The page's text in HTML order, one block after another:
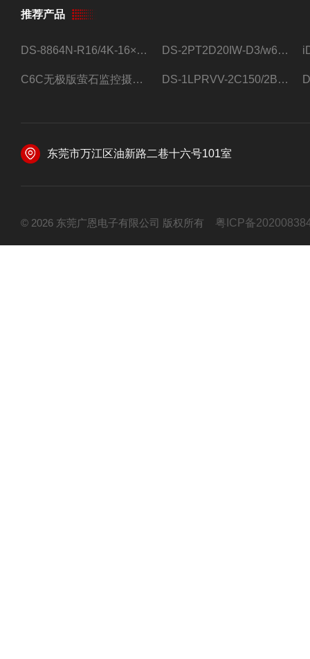
推荐产品
DS-8864N-R16/4K-16×4T/希捷16盘位录像机 DS-2PT2D20IW-D3/w64路高清硬盘录像机
C6C无极版萤石监控摄像头 DS-1LPRVV-2C150/2B监控室外夜视高清电源线护套线200米/卷
东莞市万江区油新路二巷十六号101室
© 2026 东莞广恩电子有限公司 版权所有 粤ICP备